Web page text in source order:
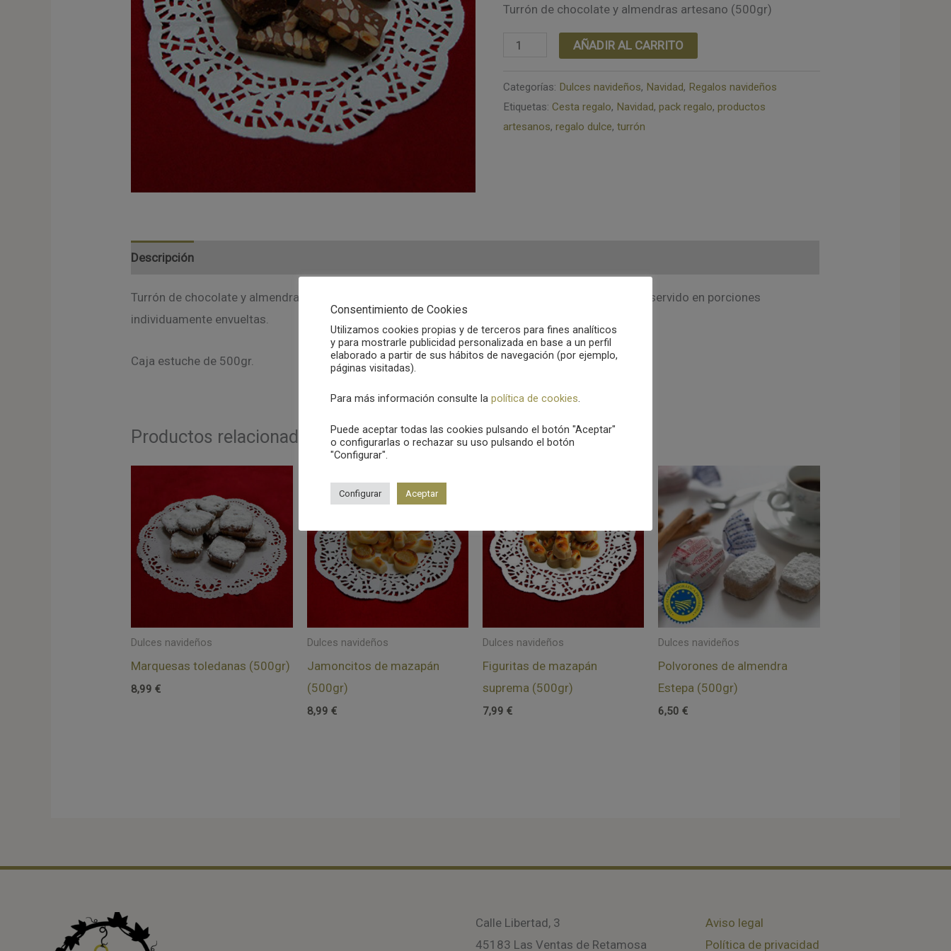
Turrón de chocolate y almendras artesano (500gr)
Turrón
chocolate
y
almendras
AÑADIR AL CARRITO
Categorías: Dulces navideños, Navidad, Regalos navideños
Etiquetas: Cesta regalo, Navidad, pack regalo, productos
artesanos, regalo dulce, turrón
Descripción
Turrón de chocolate y almendras artesano (500gr): Delicioso turrón de chocolate con almendras, servido en porciones
individuamente envueltas.
Caja estuche de 500gr.
Productos relacionados
Dulces navideños
Marquesas toledanas (500gr)
8,99€
Dulces navideños
Jamoncitos de mazapán
(500gr)
8,99 €
Dulces navideños
Figuritas de mazapán
suprema (500gr)
7,99 €
Dulces navideños
Polvorones de almendra
Estepa (500gr)
6,50€
Calle Libertad, 3
45183 Las Ventas de Retamosa
Aviso legal
Política de privacidad
Consentimiento de Cookies
Utilizamos cookies propias y de terceros para fines analíticos
y para mostrarle publicidad personalizada en base a un perfil
elaborado a partir de sus hábitos de navegación (por ejemplo,
páginas visitadas).
Para más información consulte la política de cookies.
Puede aceptar todas las cookies pulsando el botón "Aceptar"
o configurarlas o rechazar su uso pulsando el botón
"Configurar".
Configurar Aceptar